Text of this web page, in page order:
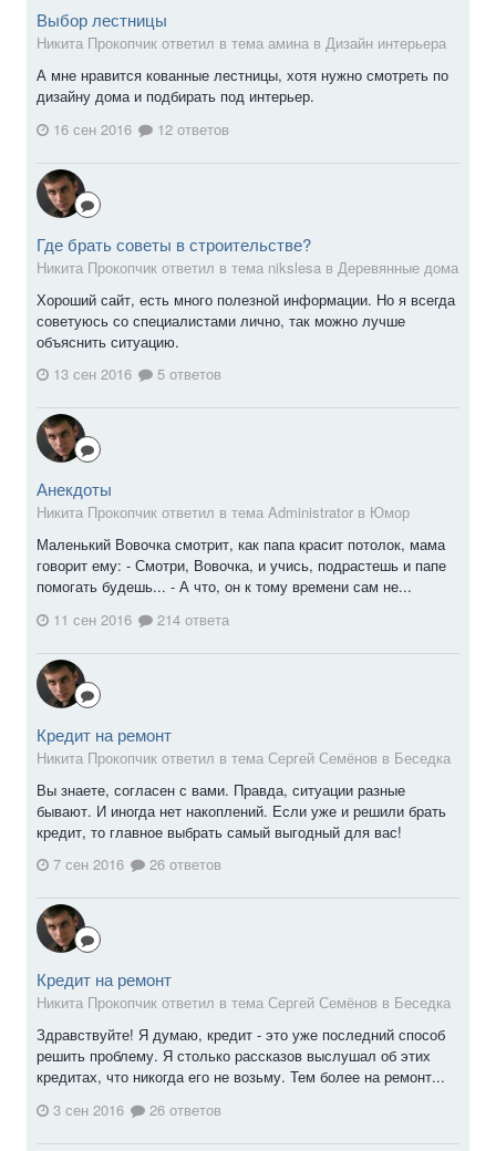
Выбор лестницы
Никита Прокопчик ответил в тема амина в Дизайн интерьера
А мне нравится кованные лестницы, хотя нужно смотреть по
дизайну дома и подбирать под интерьер.
16 сен 2016
12 ответов
Где брать советы в строительстве?
Никита Прокопчик ответил в тема nikslesa в Деревянные дома
Хороший сайт, есть много полезной информации. Но я всегда
советуюсь со специалистами лично, так можно лучше
объяснить ситуацию.
13 сен 2016
5 ответов
Анекдоты
Никита Прокопчик ответил в тема Administrator в Юмор
Маленький Вовочка смотpит, как папа кpасит потолок, мама
говоpит ему: - Смотри, Вовочка, и учись, подpастешь и папе
помогать будешь... - А что, он к тому вpемени сам не...
11 сен 2016
214 ответа
Кредит на ремонт
Никита Прокопчик ответил в тема Сергей Семёнов в Беседка
Вы знаете, согласен с вами. Правда, ситуации разные
бывают. И иногда нет накоплений. Если уже и решили брать
кредит, то главное выбрать самый выгодный для вас!
7 сен 2016
26 ответов
Кредит на ремонт
Никита Прокопчик ответил в тема Сергей Семёнов в Беседка
Здравствуйте! Я думаю, кредит - это уже последний способ
решить проблему. Я столько рассказов выслушал об этих
кредитах, что никогда его не возьму. Тем более на ремонт...
3 сен 2016
26 ответов